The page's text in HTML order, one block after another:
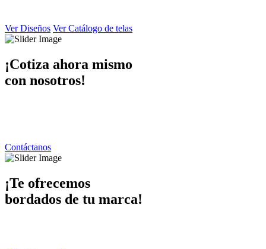
Ver Diseños Ver Catálogo de telas
¡Cotiza ahora mismo
con nosotros!
Contáctanos
¡Te ofrecemos
bordados de tu marca!